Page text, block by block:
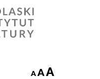
A AA